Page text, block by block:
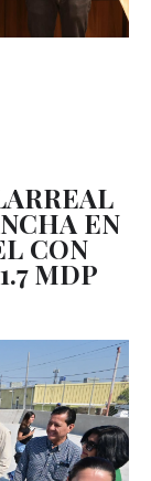
EN
CON
MDP